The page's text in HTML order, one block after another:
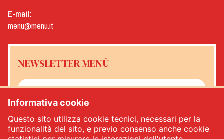
E-mail:
menu@menu.it
NEWSLETTER MENÙ
Informativa cookie
Questo sito utilizza cookie tecnici, necessari per la
funzionalità del sito, e previo consenso anche cookie